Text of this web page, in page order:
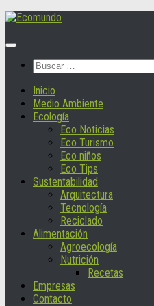
Saltar
contenido
Buscar:
Inicio
Medio Ambiente
Ecología
Eco Noticias
Eco Turismo
Eco niños
Eco Tips
Sustentabilidad
Arquitectura
Tecnología
Reciclado
Alimentación
Agroecología
Nutrición
Recetas
Empresas
Contacto